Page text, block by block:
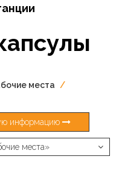
места​​​​​​
/
информацию
места»